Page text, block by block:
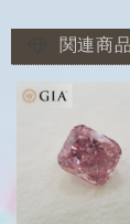
関連商品